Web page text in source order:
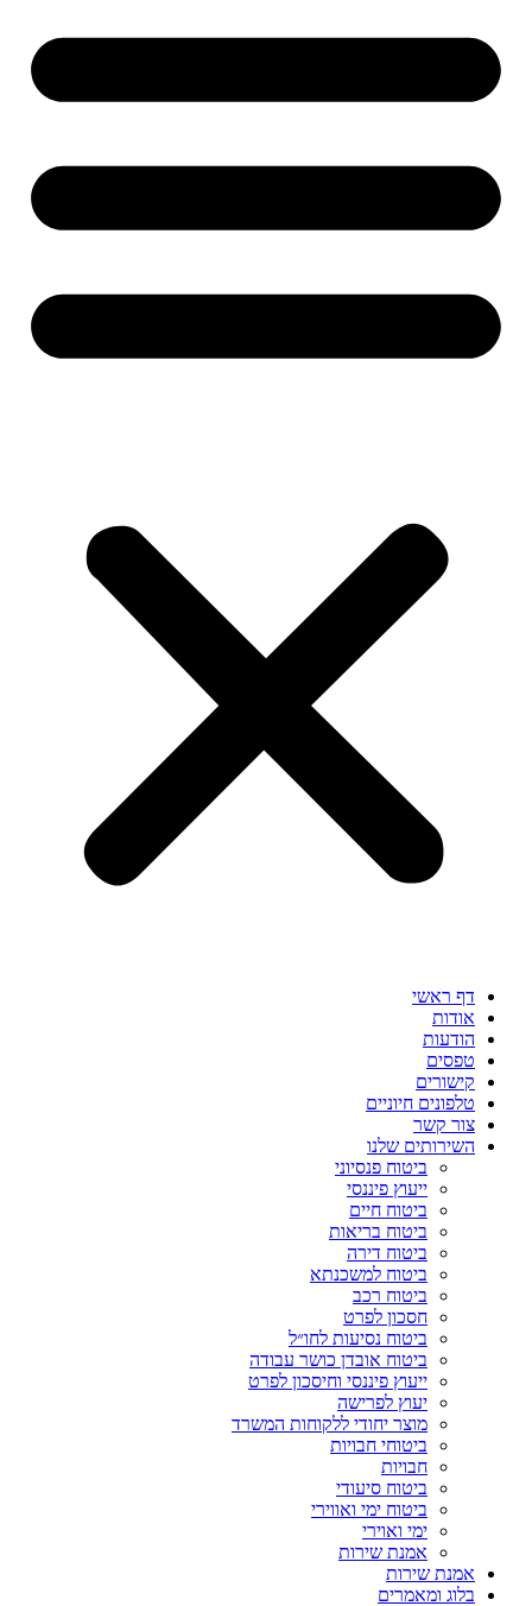
דף ראשי
אודות
הודעות
טפסים
קישורים
טלפונים חיוניים
צור קשר
השירותים שלנו
ביטוח פנסיוני
ייעוץ פיננסי
ביטוח חיים
ביטוח בריאות
ביטוח דירה
ביטוח למשכנתא
ביטוח רכב
חסכון לפרט
ביטוח נסיעות לחו״ל
ביטוח אובדן כושר עבודה
ייעוץ פיננסי וחיסכון לפרט
יעוץ לפרישה
מוצר יחודי ללקוחות המשרד
ביטוחי חבויות
חבויות
ביטוח סיעודי
ביטוח ימי ואווירי
ימי ואוירי
אמנת שירות
אמנת שירות
בלוג ומאמרים